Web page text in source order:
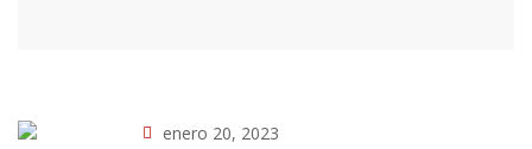
enero 20, 2023